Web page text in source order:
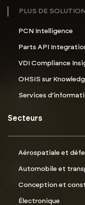
PLUS DE
PCN Intelligence
Parts API
VDI Compliance
OHSIS sur
Services
Secteurs
Aérospatiale et
Automobile et
Conception et
Électronique